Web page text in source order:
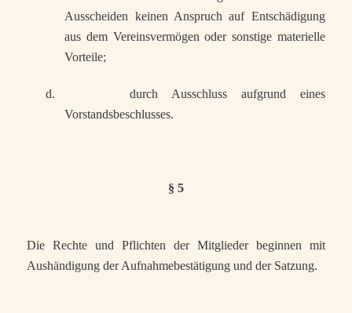
Ausscheiden keinen Anspruch auf Entschädigung
aus dem Vereinsvermögen oder sonstige materielle
Vorteile;
d.
durch Ausschluss aufgrund eines
Vorstandsbeschlusses.
§ 5
Die Rechte und Pflichten der Mitglieder beginnen mit
Aushändigung der Aufnahmebestätigung und der Satzung.